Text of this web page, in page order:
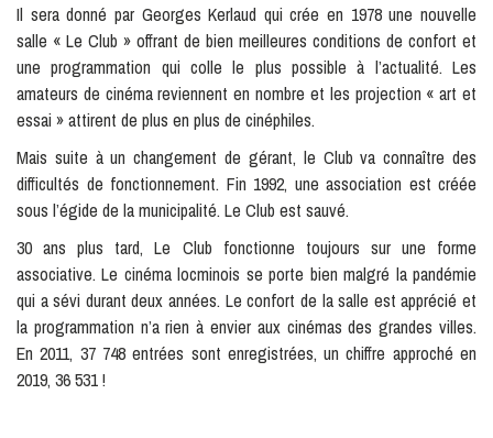
Il sera donné par Georges Kerlaud qui crée en 1978 une nouvelle
salle « Le Club » offrant de bien meilleures conditions de confort et
une programmation qui colle le plus possible à l’actualité. Les
amateurs de cinéma reviennent en nombre et les projection « art et
essai » attirent de plus en plus de cinéphiles.
Mais suite à un changement de gérant, le Club va connaître des
difficultés de fonctionnement. Fin 1992, une association est créée
sous l’égide de la municipalité. Le Club est sauvé.
30 ans plus tard, Le Club fonctionne toujours sur une forme
associative. Le cinéma locminois se porte bien malgré la pandémie
qui a sévi durant deux années. Le confort de la salle est apprécié et
la programmation n’a rien à envier aux cinémas des grandes villes.
En 2011, 37 748 entrées sont enregistrées, un chiffre approché en
2019, 36 531 !